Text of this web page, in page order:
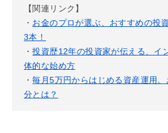
【関連リンク】
・ お金のプロが選ぶ、おすすめの投
3本！
・投資歴12年の投資家が伝える、イ
体的な始め方
・毎月5万円からはじめる資産運用
分とは？